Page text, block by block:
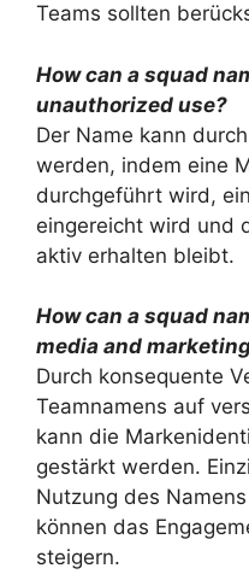
Teams sollten
How can a squad
unauthorized use?
Der Name kann
werden, indem eine
durchgeführt wird,
eingereicht wird und
aktiv erhalten bleibt.
How can a squad
media and
Durch konsequente
Teamnamens auf
kann die
gestärkt werden.
Nutzung des
können das
steigern.